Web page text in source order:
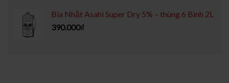
Bia Nhật Asahi Super Dry 5% – thùng 6 Bình 2L
390.000₫